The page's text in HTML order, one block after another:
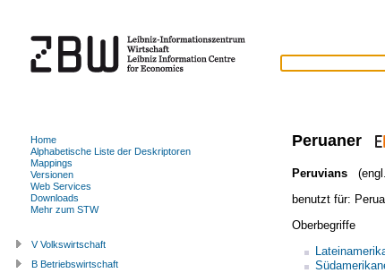
Peruaner
Peruvians
benutzt für:
Oberbegriffe
Home
Alphabetische Liste der Deskriptoren
Mappings
Versionen
Web Services
Downloads
Mehr zum STW
V Volkswirtschaft
B Betriebswirtschaft